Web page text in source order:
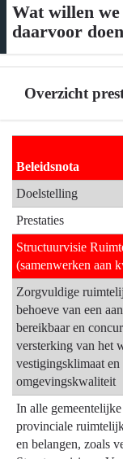
Wat willen
daarvoor
Overzicht
naar
navigatie
Wat
willen
bereiken
daarvoor
doen?
Overzicht
Beleidsnota
Doelstelling
Prestaties
Structuurvisie
(samenwerken aan
Zorgvuldige
behoeve van een
bereikbaar en
versterking van het
vestigingsklimaat en
omgevingskwaliteit
In alle
provinciale
en belangen, zoals